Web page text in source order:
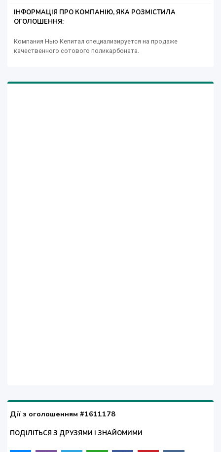
ІНФОРМАЦІЯ ПРО КОМПАНІЮ, ЯКА РОЗМІСТИЛА
ОГОЛОШЕННЯ:
Компания Нью Кепитал специализируется на продаже
качественного сотового поликарбоната.
Дії з оголошенням #1611178
ПОДІЛІТЬСЯ З ДРУЗЯМИ І ЗНАЙОМИМИ